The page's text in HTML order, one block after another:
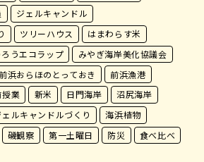
ジェルキャンドル
ツリーハウス
はまわらす米
うエコラップ
みやぎ海岸美化協議会
前浜おらほのとっておき
前浜漁港
授業 新米 日門海岸
沼尻海岸
ルキャンドルづくり
海浜植物
磯観察 第一土曜日 防災
食べ比べ